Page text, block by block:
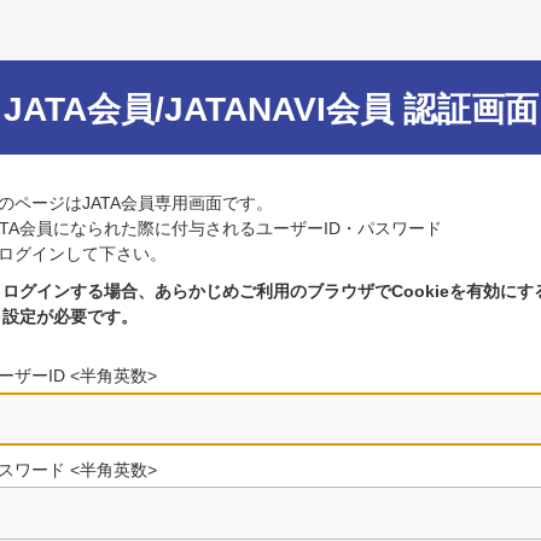
JATA会員/JATANAVI会員 認証画面
ページはJATA会員専用画面です。
会員になられた際に付与されるユーザーID・パスワード
グインして下さい。
ログインする場合、あらかじめご利用のブラウザでCookieを有効にす
設定が必要です。
ザーID <半角英数>
ワード <半角英数>